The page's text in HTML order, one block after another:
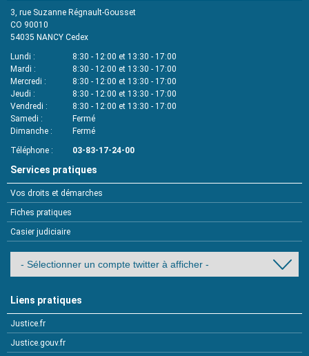
3, rue Suzanne Régnault-Gousset
CO 90010
54035 NANCY Cedex
Lundi
8:30 - 12:00 et 13:30 - 17:00
Mardi
8:30 - 12:00 et 13:30 - 17:00
Mercredi
8:30 - 12:00 et 13:30 - 17:00
Jeudi
8:30 - 12:00 et 13:30 - 17:00
Vendredi
8:30 - 12:00 et 13:30 - 17:00
Samedi
Fermé
Dimanche
Fermé
Téléphone
03-83-17-24-00
Services pratiques
Vos droits et démarches
Fiches pratiques
Casier judiciaire
Liens pratiques
Justice.fr
Justice.gouv.fr